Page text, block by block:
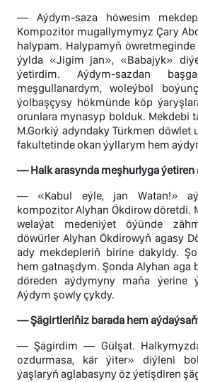
— Aýdym-saza höwesim
Kompozitor mugallymymyz Çary
halypam. Halypamyň
ýylda «Jigim jan», «Babajyk»
ýetirdim. Aýdym-sazdan
meşgullanardym, woleýbol
ýolbaşçysy hökmünde köp
orunlara mynasyp bolduk. Mekdebi
M.Gorkiý adyndaky Türkmen
fakultetinde okan ýyllarym hem
— Halk arasynda meşhurlyga ýetiren
— «Kabul eýle, jan Watan!»
kompozitor Alyhan Ökdirow döretdi.
welaýat medeniýet öýünde
döwürler Alyhan Ökdirowyň agasy
ady mekdepleriň birine dakyldy.
hem gatnaşdym. Şonda Alyhan aga
döreden aýdymyny maňa ýerine
Aýdym şowly çykdy.
— Şägirtleriňiz barada hem
— Şägirdim — Gülşat.
ozdurmasa, kär ýiter» diýleni
ýaşlaryň aglabasyny öz ýetişdiren